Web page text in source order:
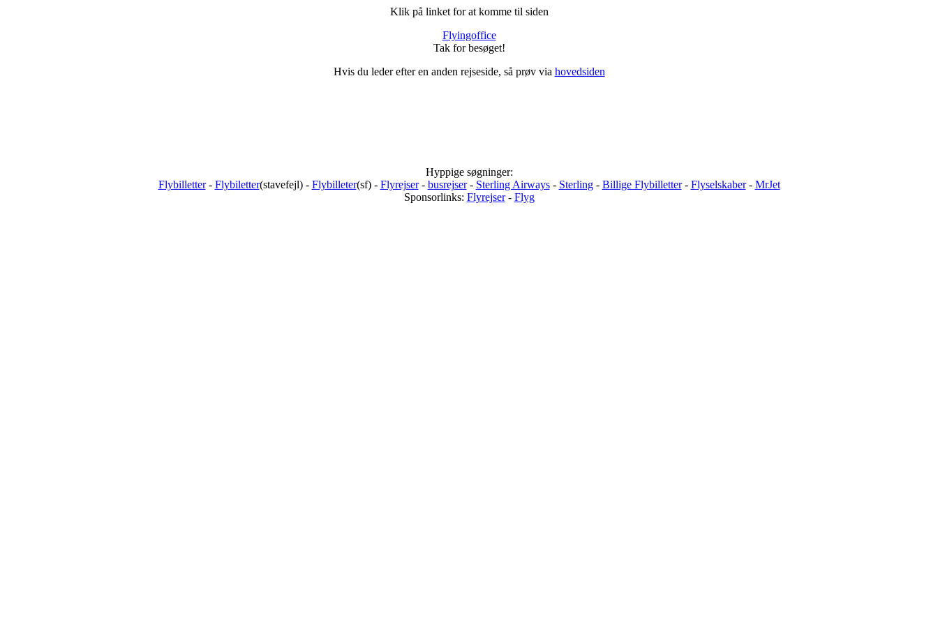
Klik på linket for at komme til siden
Flyingoffice
Tak for besøget!
Hvis du leder efter en anden rejseside, så prøv via hovedsiden
Hyppige søgninger:
Flybilletter- Flybiletter(stavefejl) - Flybilleter(sf) - Flyrejser- busrejser- Sterling Airways- Sterling- Billige Flybilletter- Flyselskaber- MrJet
Sponsorlinks: Flyrejser- Flyg